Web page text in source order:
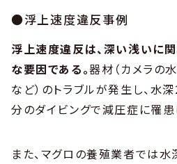
●浮上速度違反事例
浮上速度違反は、深い浅いに
な要因である。器材（カメラの
など）のトラブルが発生し、水
分のダイビングで減圧症に罹患
また、マグロの養殖業者では